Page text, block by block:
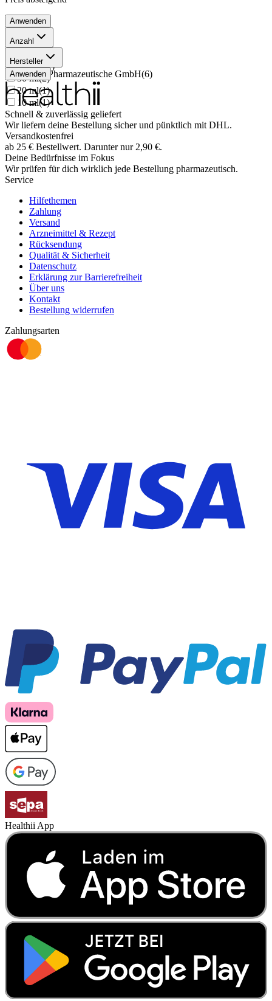
Anwenden
Anzahl
(1 )
500 ml(1)
50 ml(2)
20 ml(1)
10 ml(1)
Hersteller
Optima Pharmazeutische GmbH(6)
Anwenden
Schnell & zuverlässig geliefert
Wir liefern deine Bestellung sicher und pünktlich mit DHL.
Versandkostenfrei
ab 25 € Bestellwert. Darunter nur 2,90 €.
Deine Bedürfnisse im Fokus
Wir prüfen für dich wirklich jede Bestellung pharmazeutisch.
Service
Hilfethemen
Zahlung
Versand
Arzneimittel & Rezept
Rücksendung
Qualität & Sicherheit
Datenschutz
Erklärung zur Barrierefreiheit
Über uns
Kontakt
Bestellung widerrufen
Zahlungsarten
Healthii App